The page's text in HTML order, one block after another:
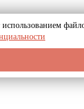
использованием